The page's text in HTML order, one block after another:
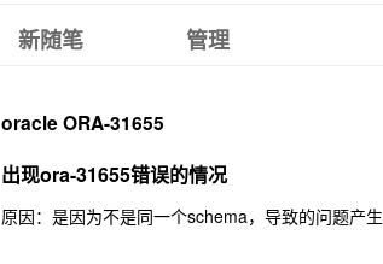
新随笔 管理
oracle ORA-31655
出现ora-31655错误的情况
原因：是因为不是同一个schema，导致的问题产生